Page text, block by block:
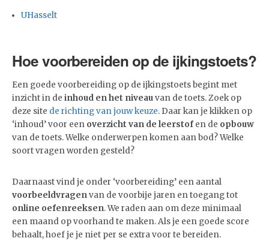
UHasselt
Hoe voorbereiden op de ijkingstoets?
Een goede voorbereiding op de ijkingstoets begint met
inzicht in de inhoud en het niveauvan de toets. Zoek op
deze site de richting van jouw keuze. Daar kan je klikken op
‘inhoud’ voor een overzicht van de leerstof en de opbouw
van de toets. Welke onderwerpen komen aan bod? Welke
soort vragen worden gesteld?
Daarnaast vind je onder ‘voorbereiding’ een aantal
voorbeeldvragenvan de voorbije jaren en toegang tot
online oefenreeksen. We raden aan om deze minimaal
een maand op voorhand te maken. Als je een goede score
behaalt, hoef je je niet per se extra voor te bereiden.